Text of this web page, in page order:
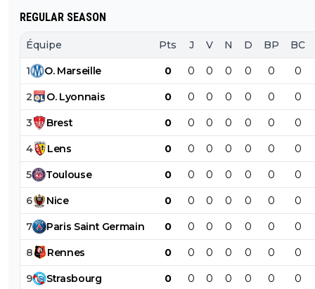
REGULAR SEASON
Équipe Pts J V N D BP BC
1 O. Marseille 0 0 0 0 0 0 0
2 O. Lyonnais 0 0 0 0 0 0 0
3 Brest 0 0 0 0 0 0 0
4 Lens 0 0 0 0 0 0 0
5 Toulouse 0 0 0 0 0 0 0
6 Nice 0 0 0 0 0 0 0
7 Paris Saint Germain 0 0 0 0 0 0 0
8 Rennes 0 0 0 0 0 0 0
9 Strasbourg 0 0 0 0 0 0 0